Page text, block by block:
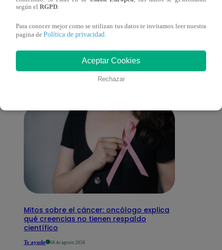
También te puede
interesar
Mitos sobre el cáncer: oncólogo explica
qué creencias no tienen respaldo
científico
Te ayudo 08 de agosto 2026
según el RGPD
Para conocer mejor como se utilizan tus datos te invitamos leer nuestra
pagina de Política de privacidad
Aceptar Cookies
Rechazar